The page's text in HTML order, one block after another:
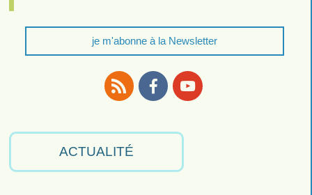
je m'abonne à la Newsletter
ACTUALITÉ